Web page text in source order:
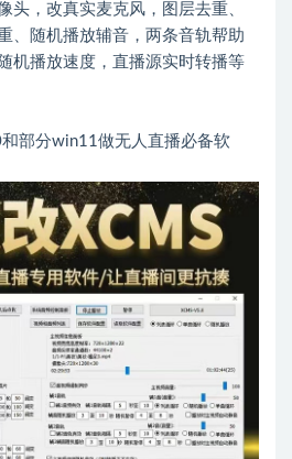
头，改真实麦克风，图层去重、
、随机播放辅音，两条音轨帮助
机播放速度，直播源实时转播等
部分win11做无人直播必备软